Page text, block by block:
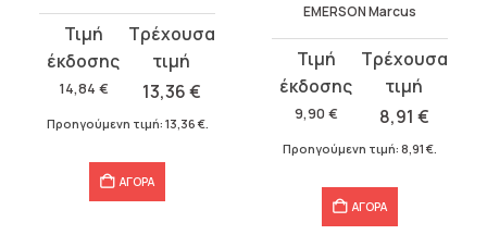
14,84 €
Original
price
was:
14,84 €.
13,36€
τρέχουσα
τιμή
είναι:
Προηγούμενη τιμή: 13,36 €.
ΑΓΟΡΑ
EMERSON Marcus
9,90 €
Original
price
was:
9,90 €.
8,91 €
τρέχουσα
τιμή
είναι:
Προηγούμενη τιμή: 8,91 €.
ΑΓΟΡΑ